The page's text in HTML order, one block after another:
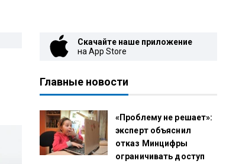
Скачайте наше приложение
на App Store
Главные новости
«Проблему не решает»:
эксперт объяснил
отказ Минцифры
ограничивать доступ